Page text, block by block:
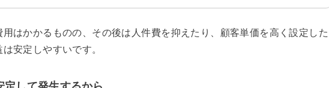
はかかるものの、その後は人件費を抑えたり、顧客単価を高く設定した
安定しやすいです。